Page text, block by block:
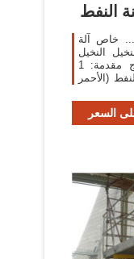
النفط
... خاص آلة
النخيل
تونس/نيجيريا إنتاج مقدمة: 1. a جديد نوع النفط
(الأحمر
السعر